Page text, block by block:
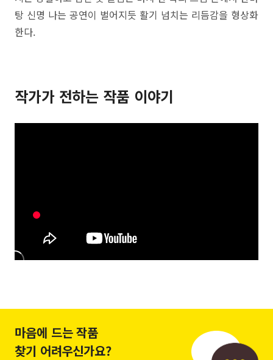
탕 신명 나는 공연이 벌어지듯 활기 넘치는 리듬감을 형상화
한다.
작가가 전하는 작품 이야기
마음에 드는 작품
찾기 어려우신가요?